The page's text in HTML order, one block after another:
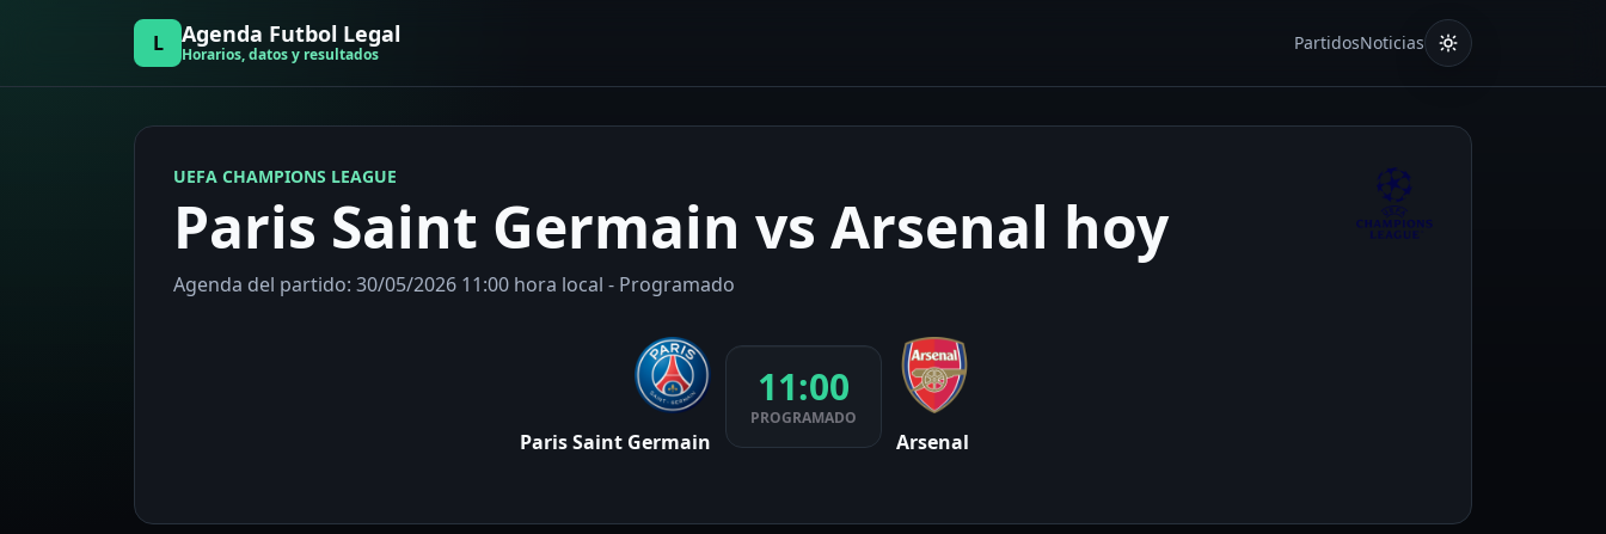
L Agenda Futbol Legal
Horarios, datos y resultados
PartidosNoticias
UEFA CHAMPIONS LEAGUE
Paris Saint Germain vs Arsenal hoy
Agenda del partido: 30/05/2026 11:00 hora local - Programado
Paris Saint Germain
11:00
PROGRAMADO
Arsenal